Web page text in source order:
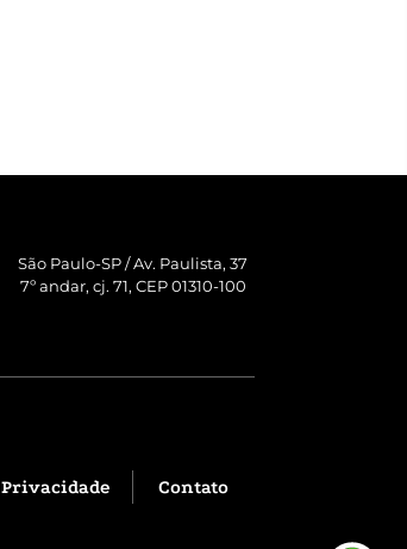
Privacidade Contato
São Paulo-SP / Av. Paulista, 37
7º andar, cj. 71, CEP 01310-100